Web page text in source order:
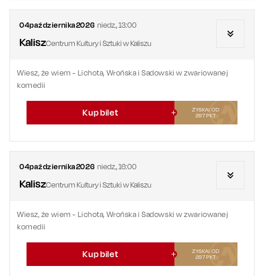
04października2026 niedz.,13:00
KaliszCentrum Kultury i Sztuki w Kaliszu
Wiesz, że wiem - Lichota, Wrońska i Sadowski w zwariowanej
komedii
Kup bilet
ZYSKAJ OD
297PKT
04października2026 niedz.,16:00
KaliszCentrum Kultury i Sztuki w Kaliszu
Wiesz, że wiem - Lichota, Wrońska i Sadowski w zwariowanej
komedii
Kup bilet
ZYSKAJ OD
297PKT